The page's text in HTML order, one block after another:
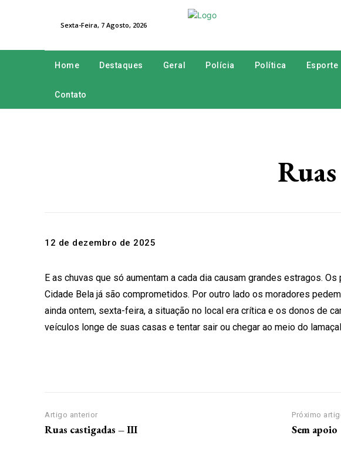
Sexta-Feira, 7 Agosto, 2026
Home Destaques Geral Polícia Política Esporte
Contato
12 de dezembro de 2025
E as chuvas que só aumentam a cada dia causam grandes estragos.
Cidade Bela já são comprometidos. Por outro lado os moradores
ainda ontem, sexta-feira, a situação no local era crítica e os donos de
veículos longe de suas casas e tentar sair ou chegar ao meio do
Artigo anterior
Ruas castigadas – III
Próximo
Sem apoio